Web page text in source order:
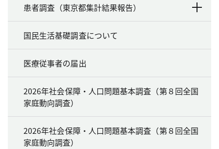
患者調査（東京都集計結果報告）
国民生活基礎調査について
医療従事者の届出
2026年社会保障・人口問題基本調査（第８回全国
家庭動向調査）
2026年社会保障・人口問題基本調査（第８回全国
家庭動向調査）